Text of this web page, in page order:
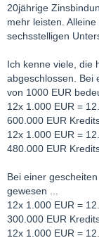
20jährige
mehr leisten.
sechsstelligen
Ich kenne viele, die
abgeschlossen. Bei
von 1000 EUR
12x 1.000 EUR =
600.000 EUR
12x 1.000 EUR =
480.000 EUR
Bei einer
gewesen ...
12x 1.000 EUR =
300.000 EUR
12x 1.000 EUR =